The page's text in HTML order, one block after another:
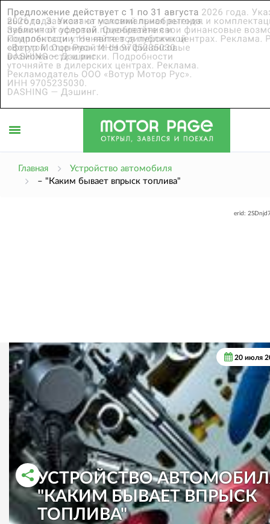
Главная
Устройство автомобиля
– "Каким бывает впрыск топлива"
erid:
УСТРОЙСТВО
"КАКИМ БЫВАЕТ ВПРЫСК
ТОПЛИВА"
20 июля
РАССКАЗАТЬ ВО ВКОНТАКТЕ
РАССКАЗАТЬ В ОДНОКЛАССНИКАХ